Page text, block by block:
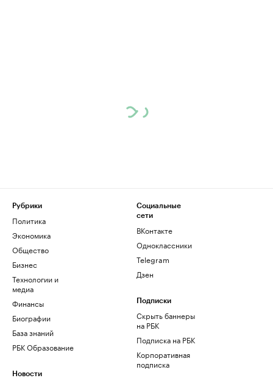
Рубрики
Политика
Экономика
Общество
Бизнес
Технологии и
медиа
Финансы
Биографии
База знаний
РБК Образование
Новости
Социальные
сети
ВКонтакте
Одноклассники
Telegram
Дзен
Подписки
Скрыть баннеры
на РБК
Подписка на РБК
Корпоративная
подписка